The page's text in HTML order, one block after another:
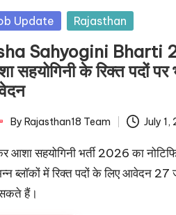
Update Rajasthan
Sahyogini Bharti
सहयोगिनी के रिक्त पदों
By Rajasthan18 Team July 1,
आशा सहयोगिनी भर्ती 2026 का
ब्लॉकों में रिक्त पदों के लिए आवेदन
हैं।